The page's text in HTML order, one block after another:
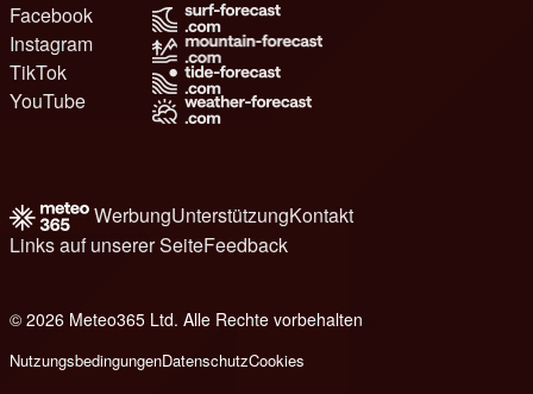
Facebook
Instagram
TikTok
YouTube
WerbungUnterstützungKontakt
Links auf unserer SeiteFeedback
© 2026 Meteo365 Ltd. Alle Rechte vorbehalten
NutzungsbedingungenDatenschutzCookies